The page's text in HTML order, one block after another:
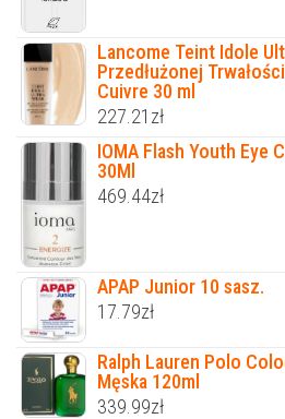
Lancome Teint Idole
Przedłużonej
Cuivre 30 ml
227.21 zł
IOMA Flash Youth Eye
30Ml
469.44zł
APAP Junior 10 sasz.
17.79zł
Ralph Lauren Polo
Męska 120ml
339.99zł